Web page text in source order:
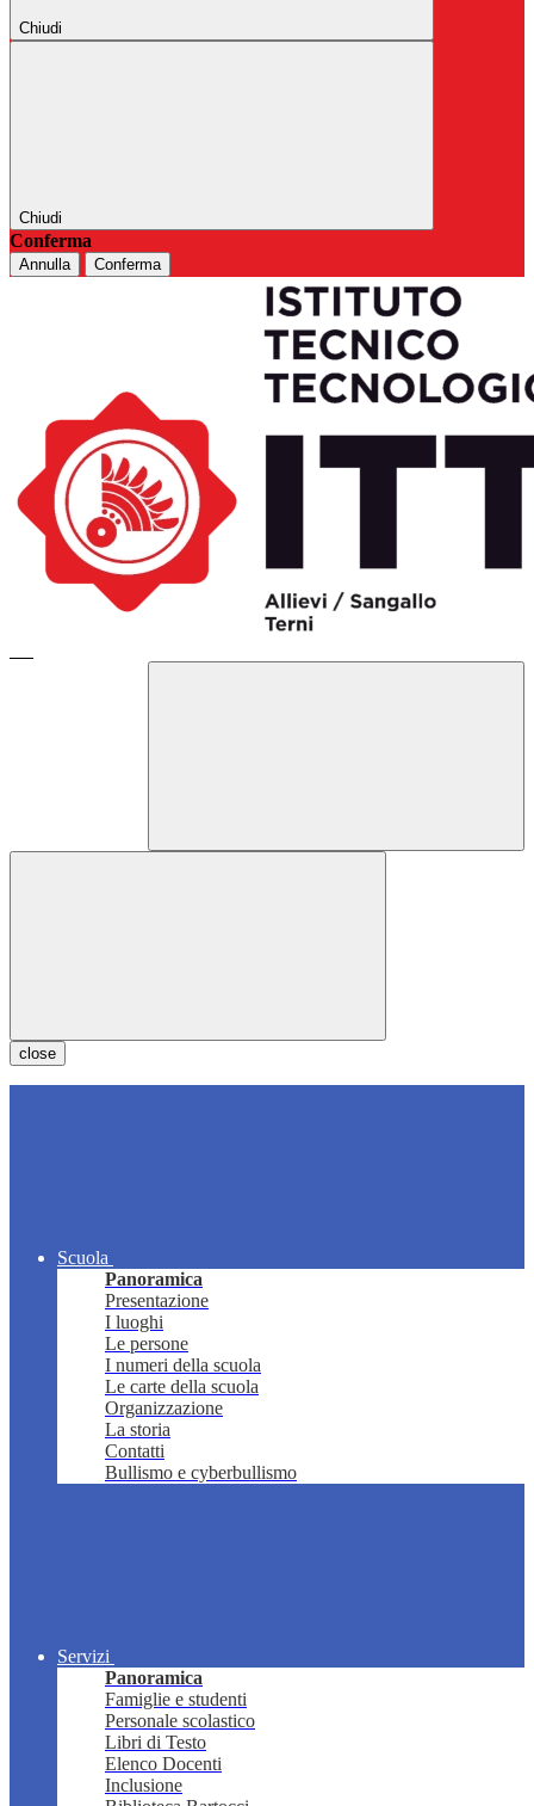
Chiudi
Chiudi
Conferma
Annulla Conferma
close
Scuola
Panoramica
Presentazione
I luoghi
Le persone
I numeri della scuola
Le carte della scuola
Organizzazione
La storia
Contatti
Bullismo e cyberbullismo
Servizi
Panoramica
Famiglie e studenti
Personale scolastico
Libri di Testo
Elenco Docenti
Inclusione